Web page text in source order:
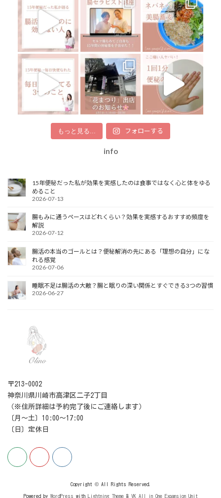
もっと見る... フォローする
info
15年便秘だった私が効果を実感したのは食事ではなく心と体をゆる
めること
2026-07-13
腸もみに通うペースはどれくらい？効果を実感するおすすめ頻度を
解説
2026-07-12
腸活の本当のゴールとは？便秘解消の先にある「理想の自分」にな
れる感覚
2026-07-06
睡眠不足は腸活の大敵？腸と眠りの深い関係とすぐできる3つの習慣
2026-06-27
〒213-0002
神奈川県川崎市高津区二子2丁目
（※住所詳細は予約完了後にご連絡します）
〔月〜土〕10:00〜17:00
〔日〕定休日
Copyright © All Rights Reserved.
Powered by WordPress with Lightning Theme& VK All in One Expansion Unit